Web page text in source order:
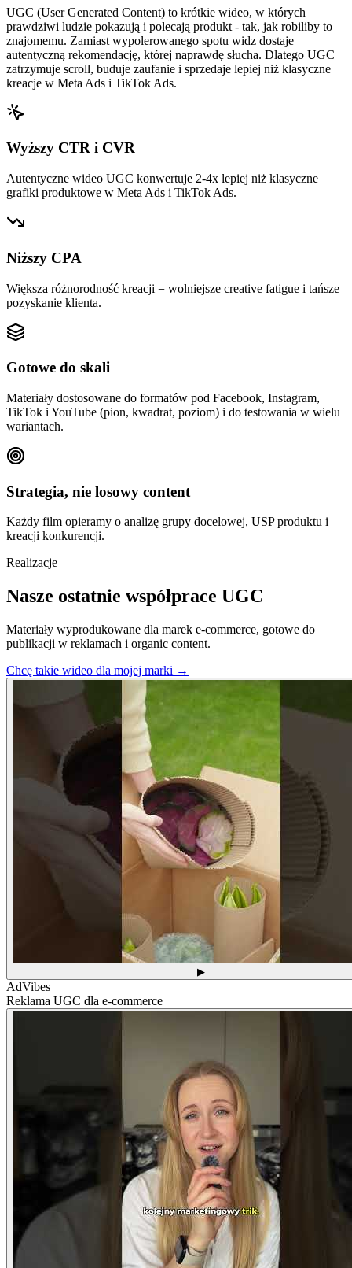
UGC (User Generated Content) to krótkie wideo, w których
prawdziwi ludzie pokazują i polecają produkt - tak, jak robiliby to
znajomemu. Zamiast wypolerowanego spotu widz dostaje
autentyczną rekomendację, której naprawdę słucha. Dlatego UGC
zatrzymuje scroll, buduje zaufanie i sprzedaje lepiej niż klasyczne
kreacje w Meta Ads i TikTok Ads.
Wyższy CTR i CVR
Autentyczne wideo UGC konwertuje 2-4x lepiej niż klasyczne
grafiki produktowe w Meta Ads i TikTok Ads.
Niższy CPA
Większa różnorodność kreacji = wolniejsze creative fatigue i tańsze
pozyskanie klienta.
Gotowe do skali
Materiały dostosowane do formatów pod Facebook, Instagram,
TikTok i YouTube (pion, kwadrat, poziom) i do testowania w wielu
wariantach.
Strategia, nie losowy content
Każdy film opieramy o analizę grupy docelowej, USP produktu i
kreacji konkurencji.
Realizacje
Nasze ostatnie współprace UGC
Materiały wyprodukowane dla marek e-commerce, gotowe do
publikacji w reklamach i organic content.
Chcę takie wideo dla mojej marki →
▶
AdVibes
Reklama UGC dla e-commerce